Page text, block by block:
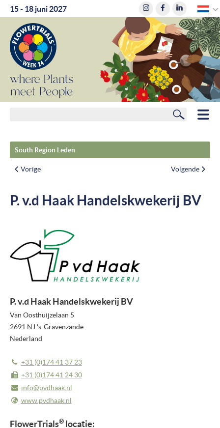
15 - 18 juni 2027
LEDEN
HOTELS
PERSBERICHTEN
NIEUWSBRIEF
MEDIA
VIDEO REPORTS
HIGHLIGHT VIDEO'S
HIGHLIGHTS 2026
FOTO'S
OVER ONS
OVER FLOWERTRIALS®
CONTACT
where
Plants
meet
People
where
Plants
meet
People
South Region Leden
Vorige Volgende
P. v.d Haak Handelskwekerij BV
P. v.d Haak Handelskwekerij BV
Van Oosthuijzelaan 5
2691 NJ 's-Gravenzande
Nederland
+31 (0)174 41 37 23
+31 (0)174 41 24 30
info@pvdhaak.nl
www.pvdhaak.nl
FlowerTrials® locatie: